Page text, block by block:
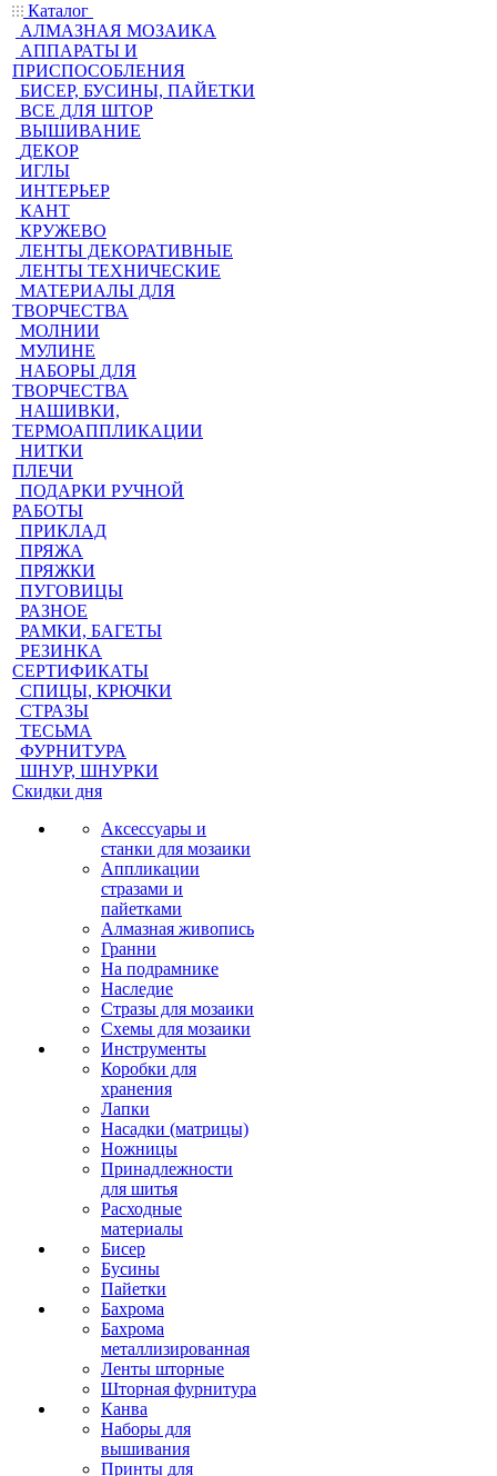
Каталог
АЛМАЗНАЯ МОЗАИКА
АППАРАТЫ И
ПРИСПОСОБЛЕНИЯ
БИСЕР, БУСИНЫ, ПАЙЕТКИ
ВСЕ ДЛЯ ШТОР
ВЫШИВАНИЕ
ДЕКОР
ИГЛЫ
ИНТЕРЬЕР
КАНТ
КРУЖЕВО
ЛЕНТЫ ДЕКОРАТИВНЫЕ
ЛЕНТЫ ТЕХНИЧЕСКИЕ
МАТЕРИАЛЫ ДЛЯ
ТВОРЧЕСТВА
МОЛНИИ
МУЛИНЕ
НАБОРЫ ДЛЯ
ТВОРЧЕСТВА
НАШИВКИ,
ТЕРМОАППЛИКАЦИИ
НИТКИ
ПЛЕЧИ
ПОДАРКИ РУЧНОЙ
РАБОТЫ
ПРИКЛАД
ПРЯЖА
ПРЯЖКИ
ПУГОВИЦЫ
РАЗНОЕ
РАМКИ, БАГЕТЫ
РЕЗИНКА
СЕРТИФИКАТЫ
СПИЦЫ, КРЮЧКИ
СТРАЗЫ
ТЕСЬМА
ФУРНИТУРА
ШНУР, ШНУРКИ
Скидки дня
Аксессуары и
станки для мозаики
Аппликации
стразами и
пайетками
Алмазная живопись
Гранни
На подрамнике
Наследие
Стразы для мозаики
Схемы для мозаики
Инструменты
Коробки для
хранения
Лапки
Насадки (матрицы)
Ножницы
Принадлежности
для шитья
Расходные
материалы
Бисер
Бусины
Пайетки
Бахрома
Бахрома
металлизированная
Ленты шторные
Шторная фурнитура
Канва
Наборы для
вышивания
Принты для